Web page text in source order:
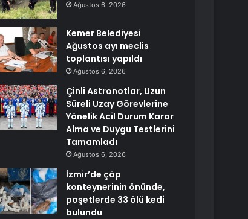
Ağustos 6, 2026
Kemer Belediyesi
Ağustos ayı meclis
toplantısı yapıldı
Ağustos 6, 2026
Çinli Astronotlar, Uzun
Süreli Uzay Görevlerine
Yönelik Acil Durum Karar
Alma ve Duygu Testlerini
Tamamladı
Ağustos 6, 2026
İzmir’de çöp
konteynerinin önünde,
poşetlerde 33 ölü kedi
bulundu